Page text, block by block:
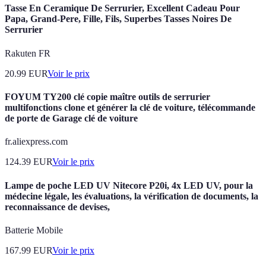
Tasse En Ceramique De Serrurier, Excellent Cadeau Pour
Papa, Grand-Pere, Fille, Fils, Superbes Tasses Noires De
Serrurier
Rakuten FR
20.99 EURVoir le prix
FOYUM TY200 clé copie maître outils de serrurier
multifonctions clone et générer la clé de voiture, télécommande
de porte de Garage clé de voiture
fr.aliexpress.com
124.39 EURVoir le prix
Lampe de poche LED UV Nitecore P20i, 4x LED UV, pour la
médecine légale, les évaluations, la vérification de documents, la
reconnaissance de devises,
Batterie Mobile
167.99 EURVoir le prix